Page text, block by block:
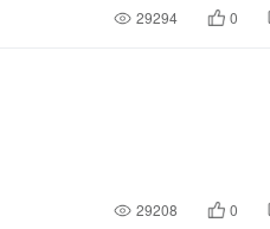
29294 0
29208 0